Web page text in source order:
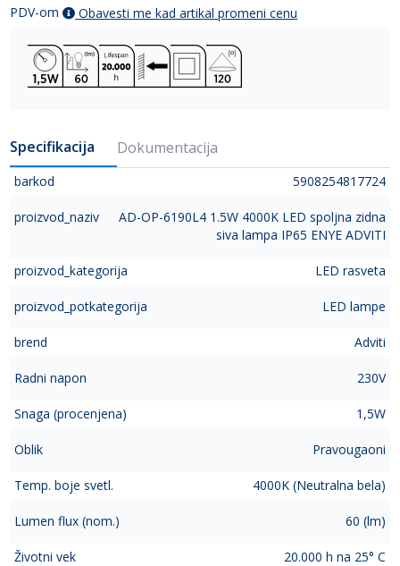
PDV-om
Obavesti me kad artikal promeni cenu
Specifikacija Dokumentacija
barkod 5908254817724
proizvod_naziv
AD-OP-6190L4 1.5W 4000K LED spoljna zidna
siva lampa IP65 ENYE ADVITI
proizvod_kategorija LED rasveta
proizvod_potkategorija LED lampe
brend Adviti
Radni napon 230V
Snaga (procenjena) 1,5W
Oblik Pravougaoni
Temp. boje svetl. 4000K (Neutralna bela)
Lumen flux (nom.) 60 (lm)
Životni vek 20.000 h na 25° C